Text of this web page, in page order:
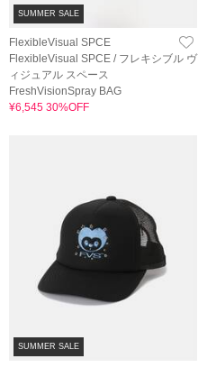
SUMMER SALE
FlexibleVisual SPCE
FlexibleVisual SPCE / フレキシブル ヴ
ィジュアル スペース
FreshVisionSpray BAG
¥6,545 30%OFF
SUMMER SALE